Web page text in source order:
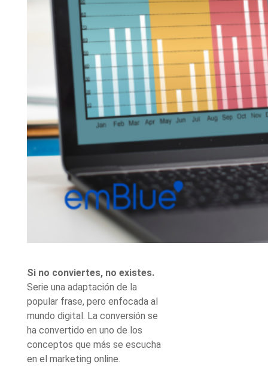
Si no conviertes, no existes.
Serie una adaptación de la
popular frase, pero enfocada al
mundo digital. La conversión se
ha convertido en uno de los
conceptos que más se escucha
en el marketing online.